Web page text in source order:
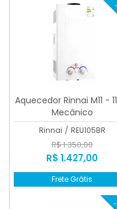
Aquecedor Rinnai M11 -
Mecânico
Rinnai / REU105BR
R$ 1.350,00
R$ 1.427,00
Frete Grátis